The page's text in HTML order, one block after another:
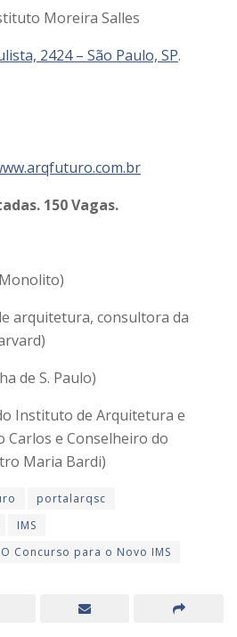
Moreira Salles
2424 – São Paulo, SP.
150 Vagas.
arquitetura, consultora da
de S. Paulo)
Instituto de Arquitetura e
Carlos e Conselheiro do
Maria Bardi)
portalarqsc
IMS
Concurso para o Novo IMS